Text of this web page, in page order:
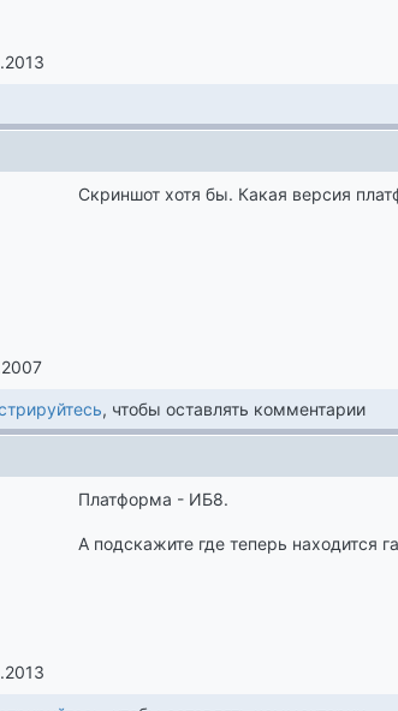
Скриншот хотя бы. Какая версия
, чтобы оставлять комментарии
Платформа - ИБ8.
А подскажите где теперь находится